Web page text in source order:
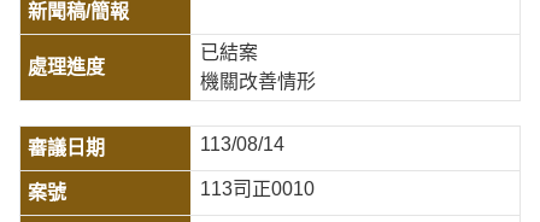
已結案
機關改善情形
113/08/14
113司正0010